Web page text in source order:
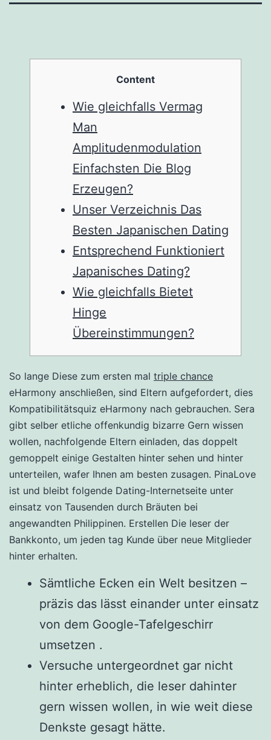
Content
Wie gleichfalls Vermag
Man
Amplitudenmodulation
Einfachsten Die Blog
Erzeugen?
Unser Verzeichnis Das
Besten Japanischen Dating
Entsprechend Funktioniert
Japanisches Dating?
Wie gleichfalls Bietet
Hinge
Übereinstimmungen?
So lange Diese zum ersten mal triple chance
eHarmony anschließen, sind Eltern aufgefordert, dies
Kompatibilitätsquiz eHarmony nach gebrauchen. Sera
gibt selber etliche offenkundig bizarre Gern wissen
wollen, nachfolgende Eltern einladen, das doppelt
gemoppelt einige Gestalten hinter sehen und hinter
unterteilen, wafer Ihnen am besten zusagen. PinaLove
ist und bleibt folgende Dating-Internetseite unter
einsatz von Tausenden durch Bräuten bei
angewandten Philippinen. Erstellen Die leser der
Bankkonto, um jeden tag Kunde über neue Mitglieder
hinter erhalten.
Sämtliche Ecken ein Welt besitzen –
präzis das lässt einander unter einsatz
von dem Google-Tafelgeschirr
umsetzen .
Versuche untergeordnet gar nicht
hinter erheblich, die leser dahinter
gern wissen wollen, in wie weit diese
Denkste gesagt hätte.